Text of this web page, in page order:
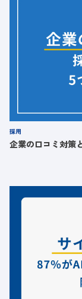
採用
企業の口コミ対策